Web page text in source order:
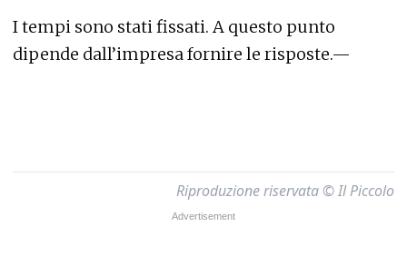
I tempi sono stati fissati. A questo punto
dipende dall’impresa fornire le risposte.—
Riproduzione riservata © Il Piccolo